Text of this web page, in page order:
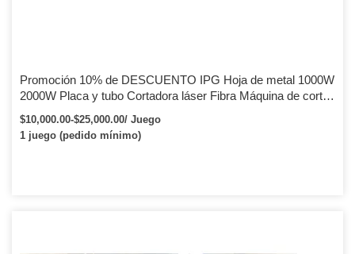
Promoción 10% de DESCUENTO IPG Hoja de metal 1000W
2000W Placa y tubo Cortadora láser Fibra Máquina de corte
por láser para acero dulce de 10 mm
$10,000.00-$25,000.00/ Juego
1 juego (pedido mínimo)